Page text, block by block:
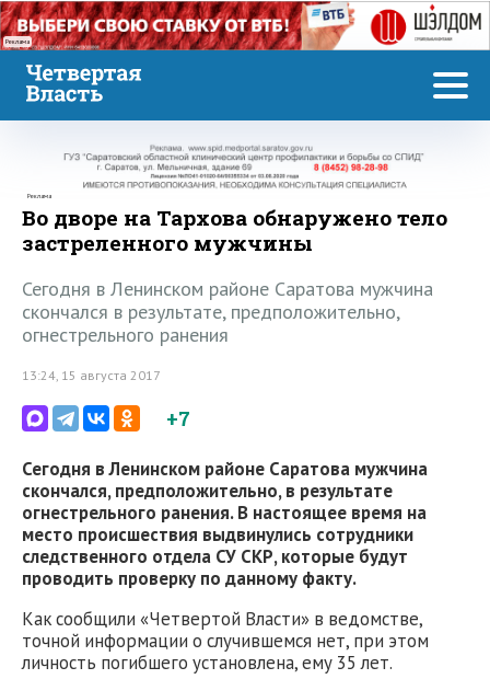
Реклама
Реклама
Во дворе на Тархова обнаружено тело
застреленного мужчины
Сегодня в Ленинском районе Саратова мужчина
скончался в результате, предположительно,
огнестрельного ранения
13:24, 15 августа 2017
+7
Сегодня в Ленинском районе Саратова мужчина
скончался, предположительно, в результате
огнестрельного ранения. В настоящее время на
место происшествия выдвинулись сотрудники
следственного отдела СУ СКР, которые будут
проводить проверку по данному факту.
Как сообщили «Четвертой Власти» в ведомстве,
точной информации о случившемся нет, при этом
личность погибшего установлена, ему 35 лет.